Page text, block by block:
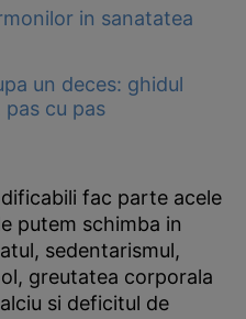
in sanatatea
un deces: ghidul
cu pas
fac parte acele
putem schimba in
sedentarismul,
greutatea corporala
si deficitul de